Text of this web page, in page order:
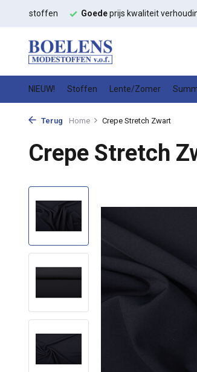
modestoffen Goedeprijs kwaliteit
NIEUW! Stoffen Lente/Zomer
Terug Home Crepe Stretch Zwart
Crepe Stretch